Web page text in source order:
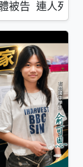
被告 連人死了